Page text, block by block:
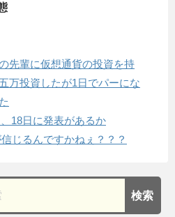
先輩に仮想通貨の投資を持
万投資したが1日でパーにな
、18日に発表があるか
じるんですかねぇ？？？